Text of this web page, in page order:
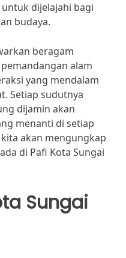
dijelajahi bagi
budaya.
beragam
alam
yang mendalam
Setiap sudutnya
dijamin akan
menanti di setiap
akan mengungkap
di Pafi Kota Sungai
Sungai